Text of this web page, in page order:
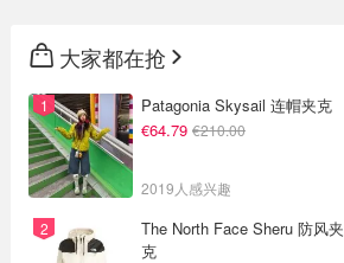
大家都在抢
Patagonia Skysail 连帽夹克
€64.79 €210.00
2019人感兴趣
The North Face Sheru 防风夹
克